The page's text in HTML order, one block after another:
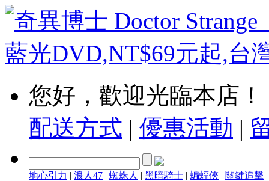
您好，歡迎光臨本店！
配送方式 | 優惠活動 |
地心引力 | 浪人47 | 蜘蛛人 | 黑暗騎士 | 蝙蝠俠 | 關鍵追擊